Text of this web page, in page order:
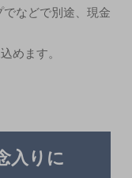
などで別途、現金
めます。
入りに